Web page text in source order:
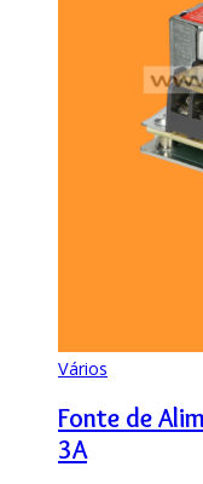
Vários
Fonte de
3A